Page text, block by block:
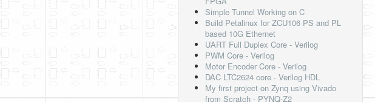
Simple Tunnel Working on C
Build Petalinux for ZCU106 PS and PL
based 10G Ethernet
UART Full Duplex Core - Verilog
PWM Core - Verilog
Motor Encoder Core - Verilog
DAC LTC2624 core - Verilog HDL
My first project on Zynq using Vivado
from Scratch - PYNQ-Z2